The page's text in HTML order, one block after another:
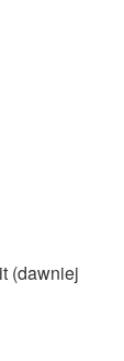
(dawniej